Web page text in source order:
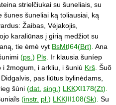
strielčiukai su šuneliais, su
šunes šuneliai ką toliausiai, ką
Žaibas, Vėjakojis,
karaliūnas į girią medžiot su
tie ėmė vyt BsMtI64(Brt). Ana
(ps.) Pls. Ir klausia šuníep
žmogum, i arkliu, i šuniù Krš. Šuõ
pas liūtus bylinėdams,
šùni (dat. sing.) LKKXI178(Zt).
(instr. pl.) LKKIII108(Sk). Su